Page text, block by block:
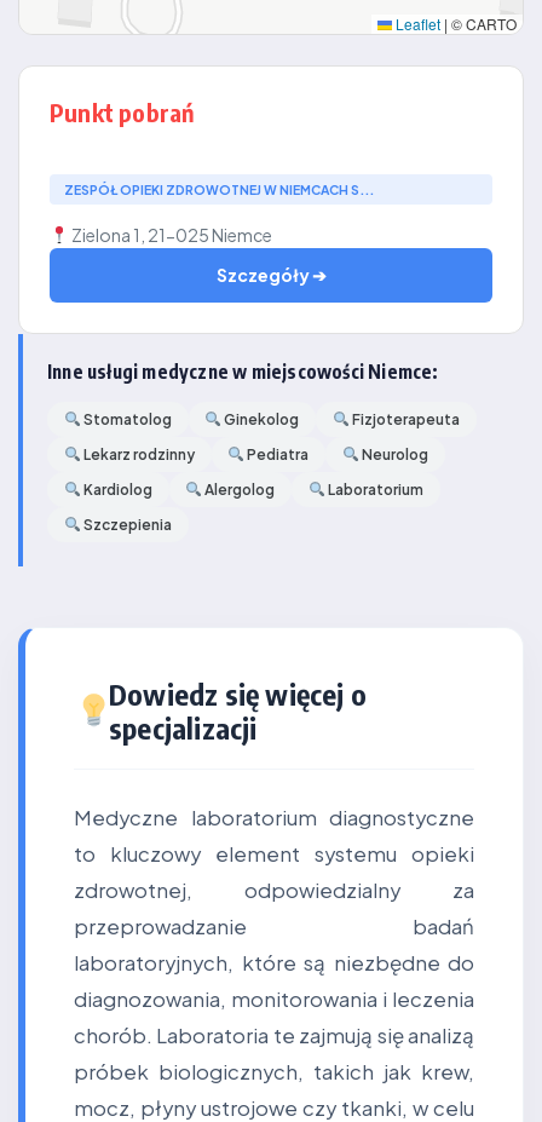
Leaflet | © CARTO
Punkt pobrań
ZESPÓŁ OPIEKI ZDROWOTNEJ W NIEMCACH S...
Zielona 1, 21-025 Niemce
Szczegóły ➔
Inne usługi medyczne w miejscowości Niemce:
Stomatolog Ginekolog
Fizjoterapeuta
Lekarz rodzinny
Pediatra
Neurolog
Kardiolog
Alergolog
Laboratorium
Szczepienia
Dowiedz się więcej o
specjalizacji
Medyczne laboratorium diagnostyczne
to kluczowy element systemu opieki
zdrowotnej, odpowiedzialny za
przeprowadzanie badań
laboratoryjnych, które są niezbędne do
diagnozowania, monitorowania i leczenia
chorób. Laboratoria te zajmują się analizą
próbek biologicznych, takich jak krew,
mocz, płyny ustrojowe czy tkanki, w celu